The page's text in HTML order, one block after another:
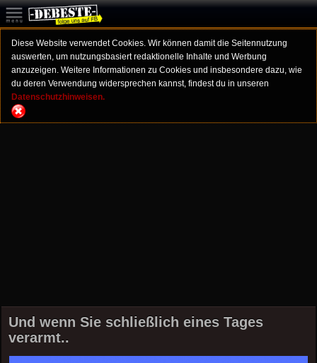
Diese Website verwendet Cookies. Wir können damit die Seitennutzung
auswerten, um nutzungsbasiert redaktionelle Inhalte und Werbung
anzuzeigen. Weitere Informationen zu Cookies und insbesondere dazu, wie
du deren Verwendung widersprechen kannst, findest du in unseren
Datenschutzhinweisen.
Und wenn Sie schließlich eines Tages
verarmt..